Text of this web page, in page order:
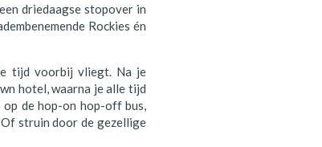
driedaagse stopover in
Rockies én
tijd voorbij vliegt. Na je
hotel, waarna je alle tijd
de hop-on hop-off bus,
struin door de gezellige